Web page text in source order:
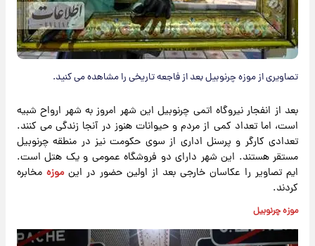
تصاویری از موزه چرنوبیل بعد از فاجعه تاریخی را مشاهده می کنید.
بعد از انفجار نیروگاه اتمی چرنوبیل این شهر امروز به شهر ارواح شبیه
است، اما تعداد کمی از مردم و حیوانات هنوز در آنجا زندگی می کنند.
تعدادی کارگر و پرسنل اداری از سوی حکومت نیز در منطقه چرنوبیل
مستقر هستند. این شهر دارای دو فروشگاه عمومی و یک هتل است.
ایم تصاویر را عکاسان خارجی بعد از اولین حضور در این موزه مخابره
کردند.
موزه چرنوبیل